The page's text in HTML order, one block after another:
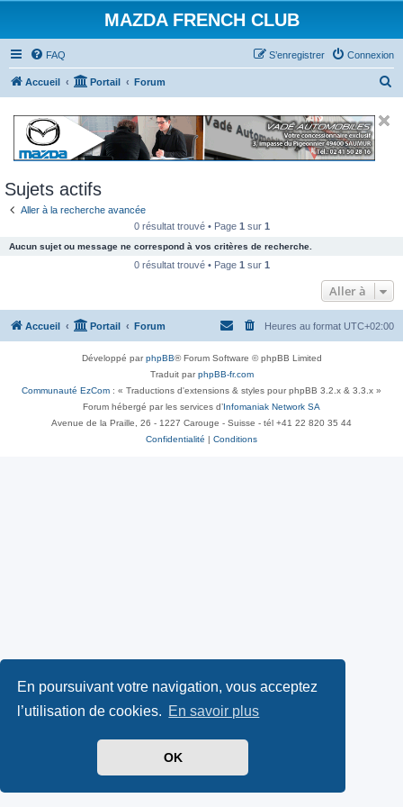
En poursuivant votre navigation, vous acceptez
l’utilisation de cookies. En savoir plus
OK
MAZDA FRENCH CLUB
FAQ Connexion
S’enregistrer
Accueil Portail Forum
Sujets actifs
Aller à la recherche avancée
0 résultat trouvé • Page 1 sur 1
Aucun sujet ou message ne correspond à vos critères de recherche.
0 résultat trouvé • Page 1 sur 1
Aller à
Accueil Portail Forum Heures au format UTC+02:00
Développé parphpBB® Forum Software © phpBB Limited
Traduit parphpBB-fr.com
Communauté EzCom : « Traductions d'extensions & styles pour phpBB 3.2.x & 3.3.x »
Forum hébergé par les services d’Infomaniak Network SA
Avenue de la Praille, 26 - 1227 Carouge - Suisse - tél +41 22 820 35 44
Confidentialité | Conditions